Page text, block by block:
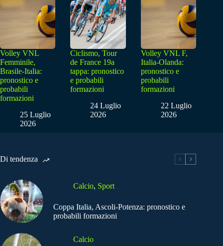
Volley VNL
Femminile,
Brasile-Italia:
pronostico e
probabili
formazioni
25 Luglio
2026
Ciclismo, Tour
de France 19a
tappa: pronostico
e probabili
formazioni
24 Luglio
2026
Volley VNL F,
Italia-Olanda:
pronostico e
probabili
formazioni
22 Luglio
2026
Di tendenza
Calcio, Sport
Coppa Italia, Ascoli-Potenza: pronostico e
probabili formazioni
Calcio